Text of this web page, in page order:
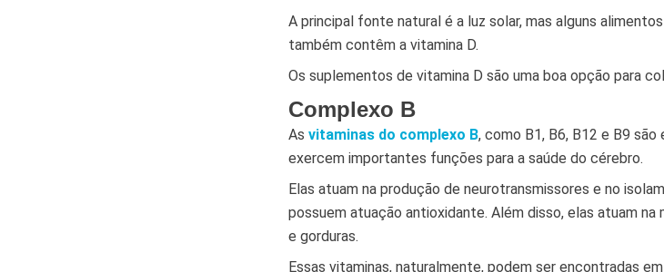
A principal fonte natural é a luz solar, mas alguns
também contêm a vitamina D.
Os suplementos de vitamina D são uma boa opção para
Complexo B
As vitaminas do complexo B, como B1, B6, B12 e B9
exercem importantes funções para a saúde do cérebro.
Elas atuam na produção de neurotransmissores e no
possuem atuação antioxidante. Além disso, elas atuam
e gorduras.
Essas vitaminas, naturalmente, podem ser encontradas